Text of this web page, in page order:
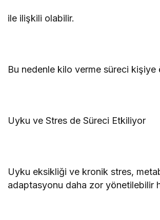
ile ilişkili olabilir.
Bu nedenle kilo verme süreci kişiye
Uyku ve Stres de Süreci Etkiliyor
Uyku eksikliği ve kronik stres,
adaptasyonu daha zor yönetilebilir